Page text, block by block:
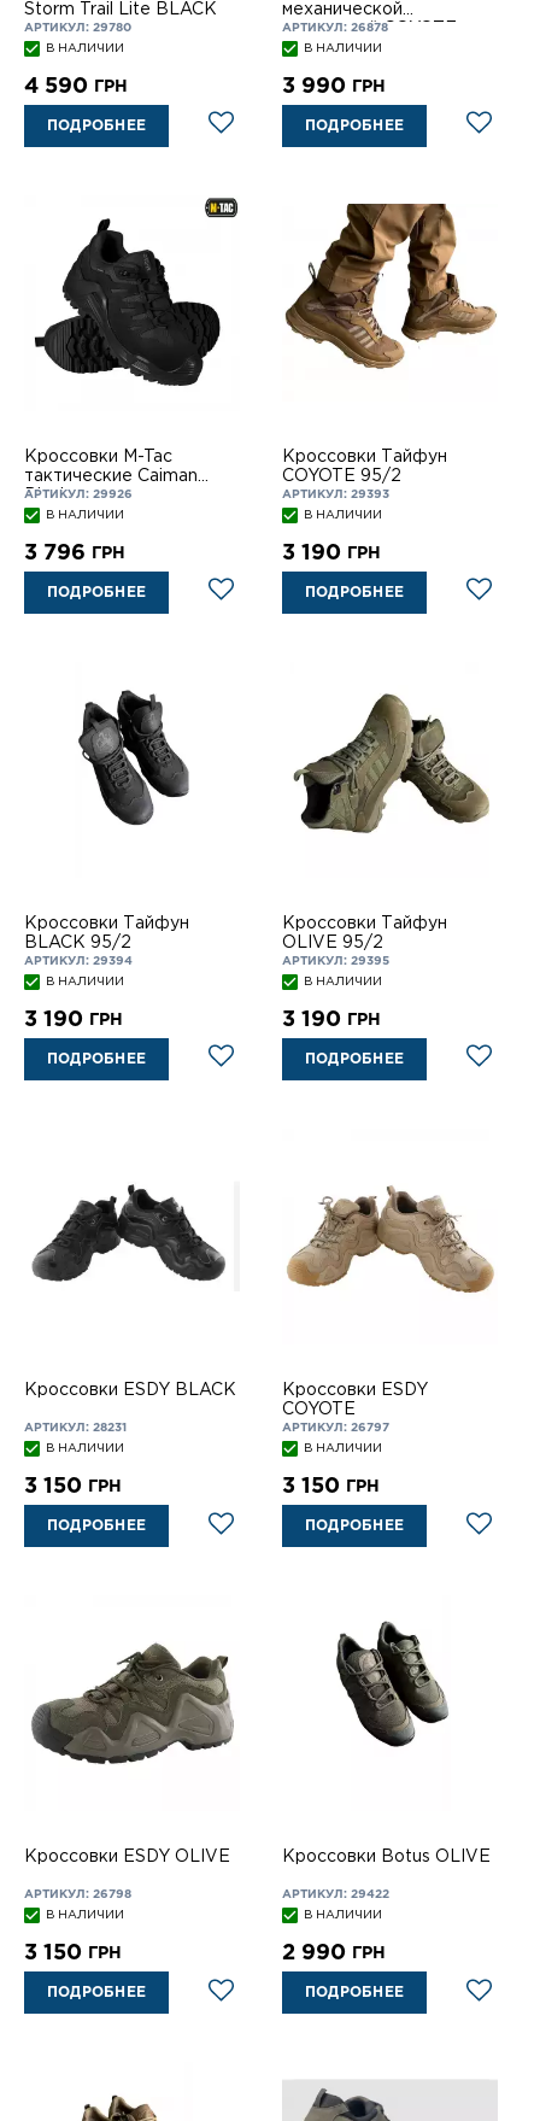
Storm Trail Lite BLACK
АРТИКУЛ: 29780
В НАЛИЧИИ
4 590 ГРН
ПОДРОБНЕЕ
механической
шнуровкой COYOTE
АРТИКУЛ: 26878
В НАЛИЧИИ
3 990 ГРН
ПОДРОБНЕЕ
Кроссовки M-Tac
тактические Caiman
Black
АРТИКУЛ: 29926
В НАЛИЧИИ
3 796 ГРН
ПОДРОБНЕЕ
Кроссовки Тайфун
COYOTE 95/2
АРТИКУЛ: 29393
В НАЛИЧИИ
3 190 ГРН
ПОДРОБНЕЕ
Кроссовки Тайфун
BLACK 95/2
АРТИКУЛ: 29394
В НАЛИЧИИ
3 190 ГРН
ПОДРОБНЕЕ
Кроссовки Тайфун
OLIVE 95/2
АРТИКУЛ: 29395
В НАЛИЧИИ
3 190 ГРН
ПОДРОБНЕЕ
Кроссовки ESDY BLACK
АРТИКУЛ: 28231
В НАЛИЧИИ
3 150 ГРН
ПОДРОБНЕЕ
Кроссовки ESDY
COYOTE
АРТИКУЛ: 26797
В НАЛИЧИИ
3 150 ГРН
ПОДРОБНЕЕ
Кроссовки ESDY OLIVE
АРТИКУЛ: 26798
В НАЛИЧИИ
3 150 ГРН
ПОДРОБНЕЕ
Кроссовки Вotus OLIVE
АРТИКУЛ: 29422
В НАЛИЧИИ
2 990 ГРН
ПОДРОБНЕЕ